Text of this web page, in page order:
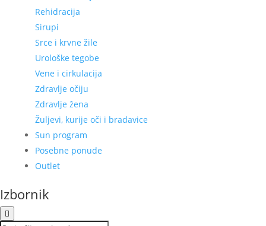
Rehidracija
Sirupi
Srce i krvne žile
Urološke tegobe
Vene i cirkulacija
Zdravlje očiju
Zdravlje žena
Žuljevi, kurije oči i bradavice
Sun program
Posebne ponude
Outlet
Izbornik